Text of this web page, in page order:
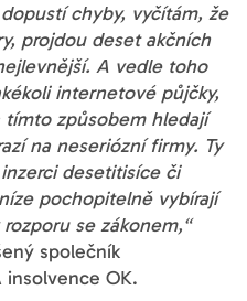
chyby, vyčítám, že
projdou deset akčních
A vedle toho
internetové půjčky,
způsobem hledají
na neseriózní firmy. Ty
desetitisíce či
pochopitelně vybírají
se zákonem,“
společník
OK.